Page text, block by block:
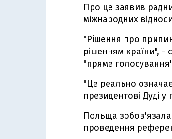
Про це заявив
міжнародних
"Рішення про
рішенням країни", -
"пряме
"Це реально
президентові Дуді у
Польща
проведення